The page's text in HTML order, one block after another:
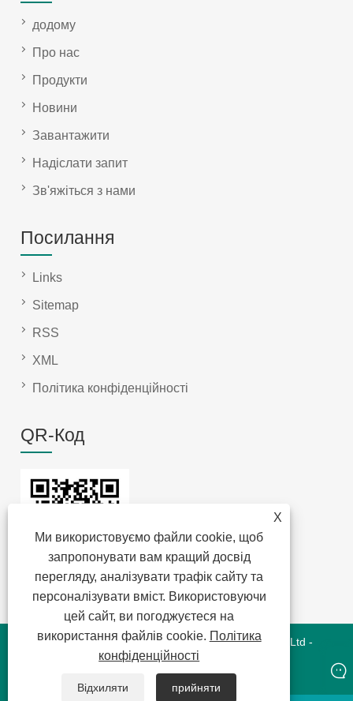
X
Ми використовуємо файли cookie, щоб
запропонувати вам кращий досвід
перегляду, аналізувати трафік сайту та
персоналізувати вміст. Використовуючи
цей сайт, ви погоджуєтеся на
використання файлів cookie. Політика
конфіденційності
Відхиляти прийняти
додому
Про нас
Продукти
Новини
Завантажити
Надіслати запит
Зв'яжіться з нами
Посилання
Links
Sitemap
RSS
XML
Політика конфіденційності
QR-Код
Copyright © 2022 Jansum Electronics Dongguan Co., Ltd -
Magnetics Modules, New Energy Magnetics, Chip Lan
Magnetics - Усі права захищено